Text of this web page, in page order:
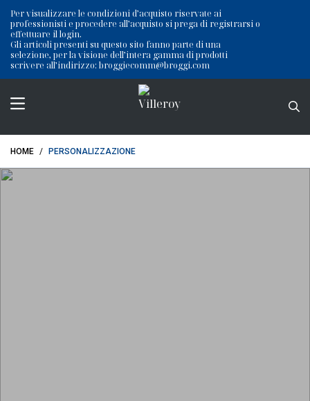
Per visualizzare le condizioni d’acquisto riservate ai
professionisti e procedere all’acquisto si prega di registrarsi o
effettuare il login.
Gli articoli presenti su questo sito fanno parte di una
selezione, per la visione dell’intera gamma di prodotti
scrivere all’indirizzo: broggiecomm@broggi.com
HOME / PERSONALIZZAZIONE